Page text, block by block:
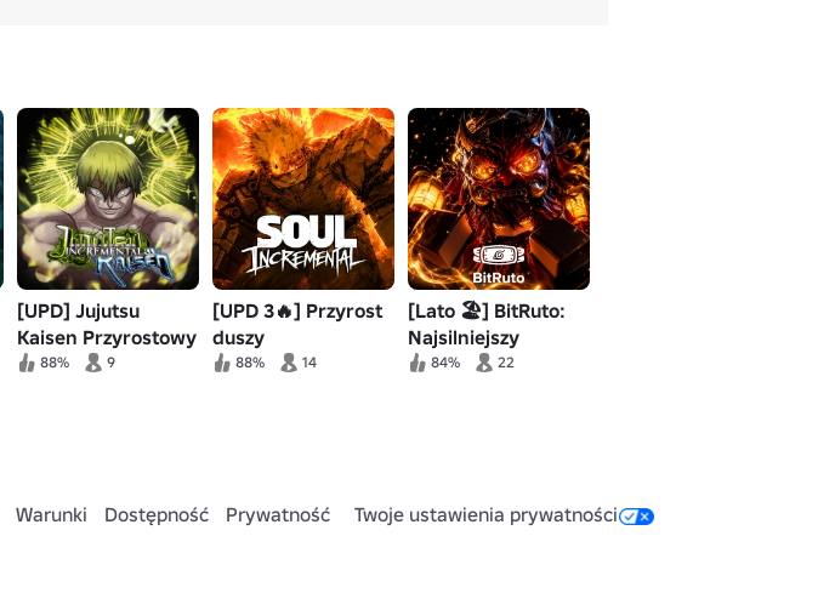
[UPD] Jujutsu
Kaisen Przyrostowy
88% 9
[UPD 3🔥] Przyrost
duszy
88% 14
[Lato 🏖️] BitRuto:
Najsilniejszy
84% 22
Warunki Dostępność Prywatność
Twoje ustawienia prywatności